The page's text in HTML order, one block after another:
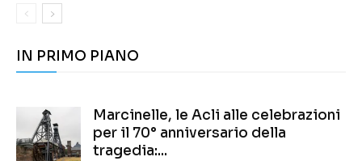
IN PRIMO PIANO
Marcinelle, le Acli alle celebrazioni
per il 70° anniversario della
tragedia:...